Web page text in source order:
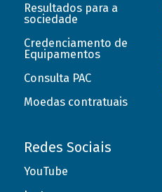
Resultados para a
sociedade
Credenciamento de
Equipamentos
Consulta PAC
Moedas contratuais
Redes Sociais
YouTube